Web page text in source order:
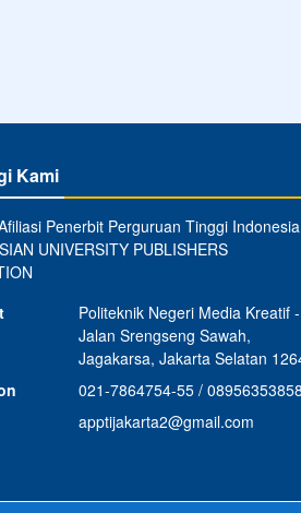
Kami
Penerbit Perguruan Tinggi Indonesia
UNIVERSITY PUBLISHERS
Politeknik Negeri Media Kreatif -
Jalan Srengseng Sawah,
Jagakarsa, Jakarta Selatan
021-7864754-55 /
apptijakarta2@gmail.com